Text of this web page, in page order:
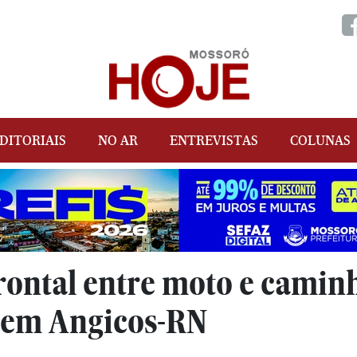
NO AR ENTREVISTAS COLUNAS
entre moto e
Angicos-RN